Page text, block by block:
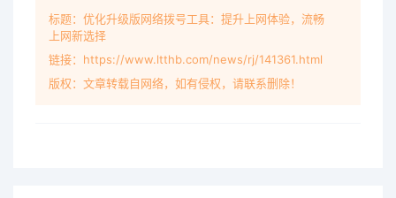
标题：优化升级版网络拨号工具：提升上网体验，流畅
上网新选择
链接：https://www.ltthb.com/news/rj/141361.html
版权：文章转载自网络，如有侵权，请联系删除！